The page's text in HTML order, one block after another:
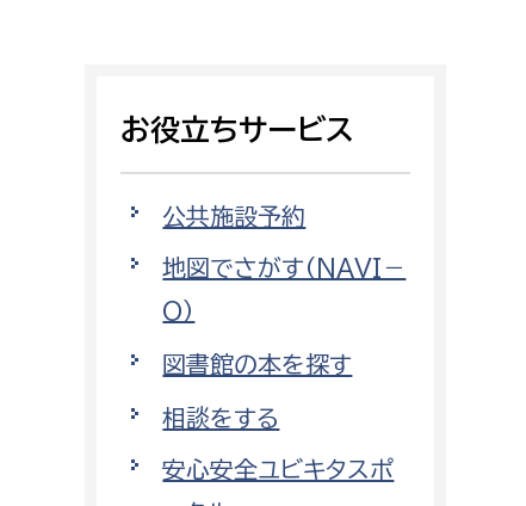
支払いをしたい
働きたい
小田原のことを知りたい
イベント・講座などに参加したい
まちづくりに関わりたい
環境部
環境政策課
ゼロカーボン推進課
環境保護課
お役立ちサービス
公共施設予約
地図でさがす（NAVI－
O）
図書館の本を探す
相談をする
安心安全ユビキタスポ